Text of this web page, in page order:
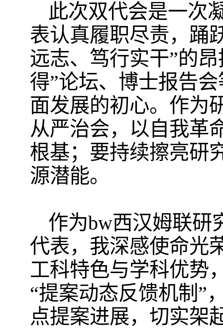
此次双代会是一次
表认真履职尽责，踊
远志、笃行实干”的
得”论坛、博士报告
面发展的初心。作为
从严治会，以自我革
根基；要持续擦亮研
源潜能。
作为bw西汉姆联研
代表，我深感使命光
工科特色与学科优势
“提案动态反馈机制”
点提案进展，切实架